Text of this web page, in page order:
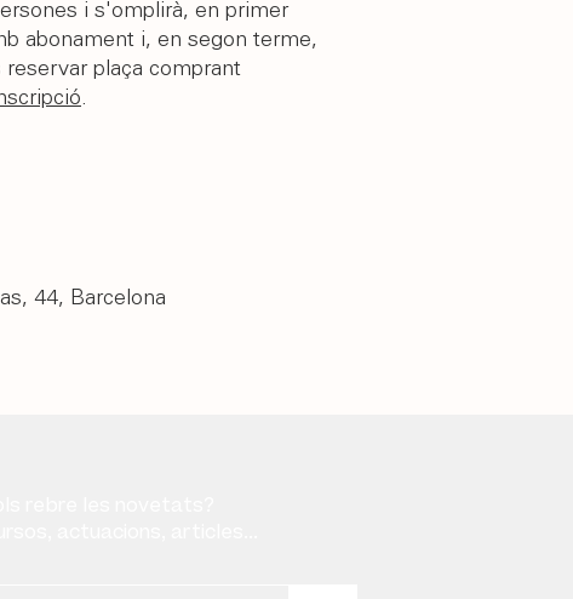
i s'omplirà, en primer
abonament i, en segon terme,
plaça comprant
.
44, Barcelona